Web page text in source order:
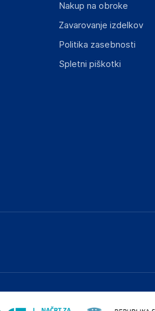
Nakup na obroke
Zavarovanje izdelkov
Politika zasebnosti
Spletni piškotki